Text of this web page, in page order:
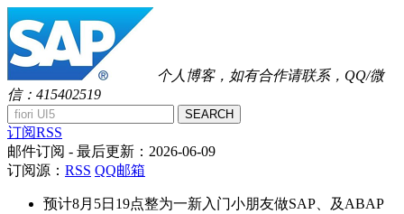
个人博客，如有合作请联系，QQ/微
信：415402519
SEARCH
订阅RSS
邮件订阅 - 最后更新： 2026-06-09
订阅源： RSS QQ邮箱
预计8月5日19点整为一新入门小朋友做SAP、及ABAP